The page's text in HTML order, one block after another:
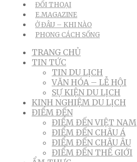
ĐỐI THOẠI
E.MAGAZINE
Ở ĐÂU – KHI NÀO
PHONG CÁCH SỐNG
TRANG CHỦ
TIN TỨC
TIN DU LỊCH
VĂN HÓA – LỄ HỘI
SỰ KIỆN DU LỊCH
KINH NGHIỆM DU LỊCH
ĐIỂM ĐẾN
ĐIỂM ĐẾN VIỆT NAM
ĐIỂM ĐẾN CHÂU Á
ĐIỂM ĐẾN CHÂU ÂU
ĐIỂM ĐẾN THẾ GIỚI